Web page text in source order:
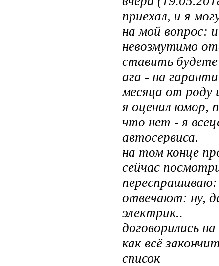
приехал, и я
на мой вопрос:
невозмутимо
ставить
ага - на
месяца от роду
я оценил юмор,
что нет - я
автосервиса.
на том конце
сейчас
отвечают: ну,
электрик..
договорились
как всё
список